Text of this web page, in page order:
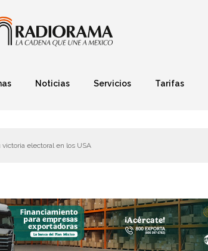
Noticias Servicios Tarifas
electoral en los USA